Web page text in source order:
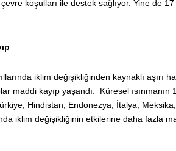
koşulları ile destek sağlıyor. Yine de
iklim değişikliğinden kaynaklı aşırı
maddi kayıp yaşandı. Küresel ısınmanın
Hindistan, Endonezya, İtalya,
iklim değişikliğinin etkilerine daha fazla